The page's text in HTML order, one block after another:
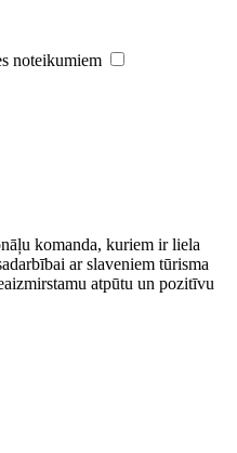
noteikumiem
komanda, kuriem ir liela
ar slaveniem tūrisma
atpūtu un pozitīvu